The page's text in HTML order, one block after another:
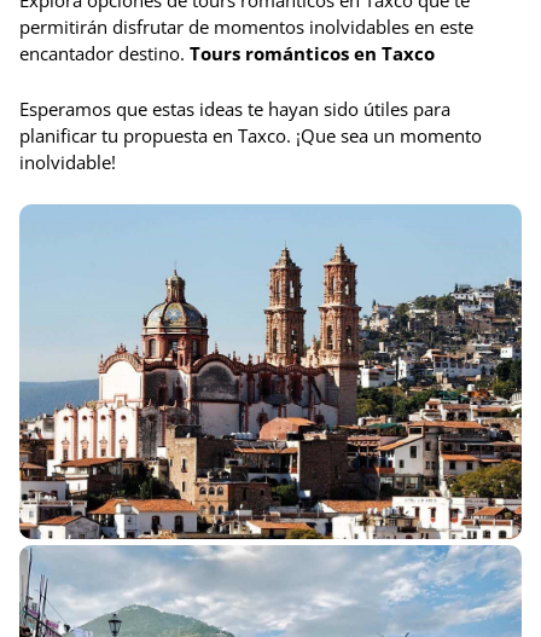
permitirán disfrutar de momentos inolvidables en este
encantador destino. Tours románticos en Taxco
Esperamos que estas ideas te hayan sido útiles para
planificar tu propuesta en Taxco. ¡Que sea un momento
inolvidable!